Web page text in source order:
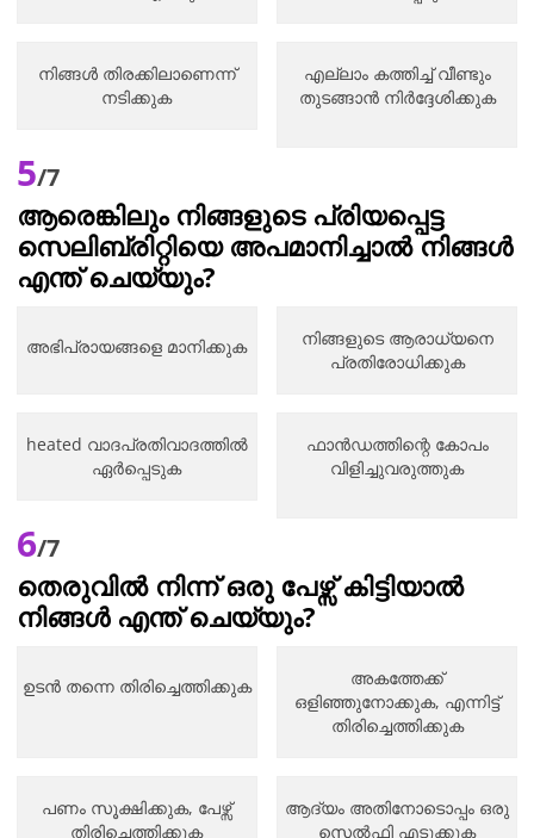
നിങ്ങൾ തിരക്കിലാണെന്ന്
നടിക്കുക
എല്ലാം കത്തിച്ച് വീണ്ടും
തുടങ്ങാൻ നിർദ്ദേശിക്കുക
5/7
ആരെങ്കിലും നിങ്ങളുടെ പ്രിയപ്പെട്ട
സെലിബ്രിറ്റിയെ അപമാനിച്ചാൽ നിങ്ങൾ
എന്ത് ചെയ്യും?
അഭിപ്രായങ്ങളെ മാനിക്കുക
നിങ്ങളുടെ ആരാധ്യനെ
പ്രതിരോധിക്കുക
heated വാദപ്രതിവാദത്തിൽ
ഏർപ്പെടുക
ഫാൻഡത്തിന്റെ കോപം
വിളിച്ചുവരുത്തുക
6/7
തെരുവിൽ നിന്ന് ഒരു പേഴ്സ് കിട്ടിയാൽ
നിങ്ങൾ എന്ത് ചെയ്യും?
ഉടൻ തന്നെ തിരിച്ചെത്തിക്കുക
അകത്തേക്ക്
ഒളിഞ്ഞുനോക്കുക, എന്നിട്ട്
തിരിച്ചെത്തിക്കുക
പണം സൂക്ഷിക്കുക, പേഴ്സ്
തിരിച്ചെത്തിക്കുക
ആദ്യം അതിനോടൊപ്പം ഒരു
സെൽഫി എടുക്കുക